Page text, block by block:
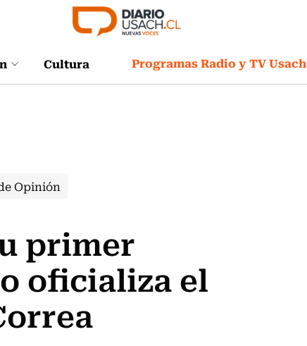
Cultura Programas Radio y TV Usach
Opinión
primer
oficializa el